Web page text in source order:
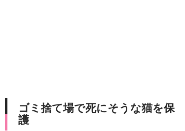
ゴミ捨て場で死にそうな猫を保
護